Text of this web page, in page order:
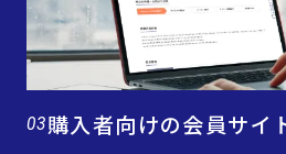
03購入者向けの会員サイ